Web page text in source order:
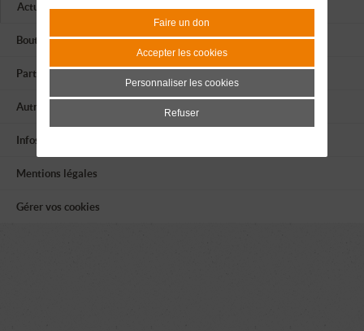
Actualités
Boutique
Partenaires
Autres associations
Infos utiles
Mentions légales
Gérer vos cookies
Faire un don
Accepter les cookies
Personnaliser les cookies
Refuser